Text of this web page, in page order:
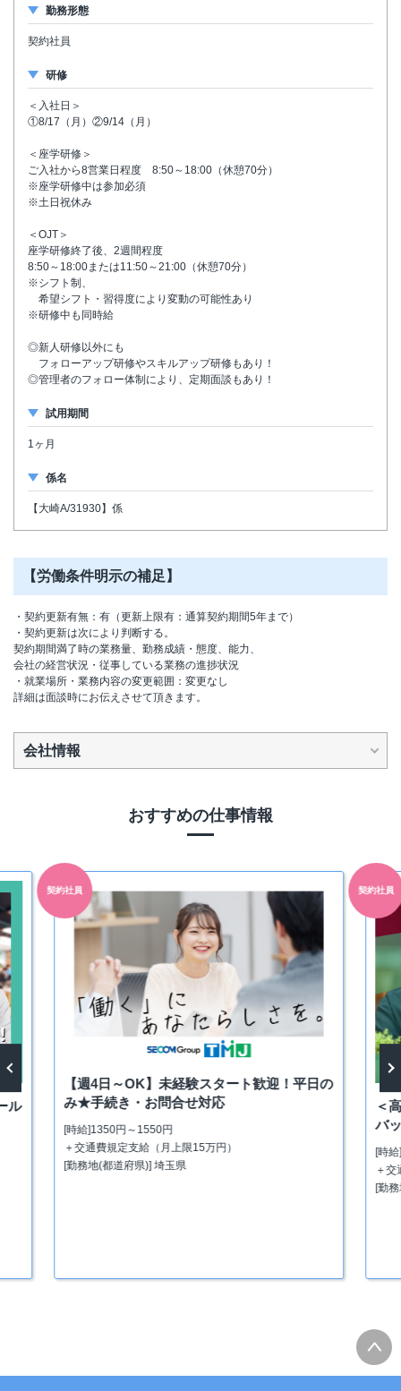
勤務形態
契約社員
研修
＜入社日＞
①8/17（月）②9/14（月）
＜座学研修＞
ご入社から8営業日程度 8:50～18:00（休憩70分）
※座学研修中は参加必須
※土日祝休み
＜OJT＞
座学研修終了後、2週間程度
8:50～18:00または11:50～21:00（休憩70分）
※シフト制、
希望シフト・習得度により変動の可能性あり
※研修中も同時給
◎新人研修以外にも
フォローアップ研修やスキルアップ研修もあり！
◎管理者のフォロー体制により、定期面談もあり！
試用期間
1ヶ月
係名
【大崎A/31930】係
【労働条件明示の補足】
・契約更新有無：有（更新上限有：通算契約期間5年まで）
・契約更新は次により判断する。
契約期間満了時の業務量、勤務成績・態度、能力、
会社の経営状況・従事している業務の進捗状況
・就業場所・業務内容の変更範囲：変更なし
詳細は面談時にお伝えさせて頂きます。
会社情報
おすすめの仕事情報
ト歓迎！平日の
契約社員
＜高時給＞平日のみ★事務経験が活かせ
バックオフィス業務
[時給]1600円～1800円
＋交通費規定支給（上限15万円まで）
Next